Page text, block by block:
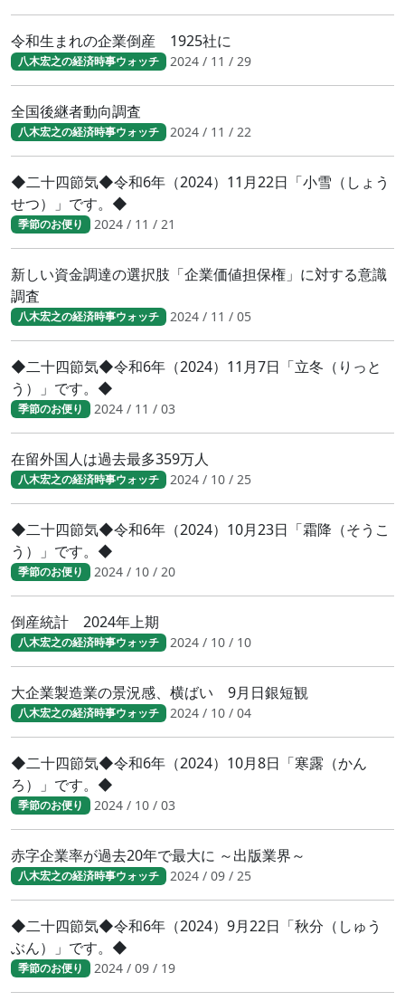
令和生まれの企業倒産 1925社に
八木宏之の経済時事ウォッチ 2024 / 11 / 29
全国後継者動向調査
八木宏之の経済時事ウォッチ 2024 / 11 / 22
◆二十四節気◆令和6年（2024）11月22日「小雪（しょう
せつ）」です。◆
季節のお便り 2024 / 11 / 21
新しい資金調達の選択肢「企業価値担保権」に対する意識
調査
八木宏之の経済時事ウォッチ 2024 / 11 / 05
◆二十四節気◆令和6年（2024）11月7日「立冬（りっと
う）」です。◆
季節のお便り 2024 / 11 / 03
在留外国人は過去最多359万人
八木宏之の経済時事ウォッチ 2024 / 10 / 25
◆二十四節気◆令和6年（2024）10月23日「霜降（そうこ
う）」です。◆
季節のお便り 2024 / 10 / 20
倒産統計 2024年上期
八木宏之の経済時事ウォッチ 2024 / 10 / 10
大企業製造業の景況感、横ばい 9月日銀短観
八木宏之の経済時事ウォッチ 2024 / 10 / 04
◆二十四節気◆令和6年（2024）10月8日「寒露（かん
ろ）」です。◆
季節のお便り 2024 / 10 / 03
赤字企業率が過去20年で最大に ～出版業界～
八木宏之の経済時事ウォッチ 2024 / 09 / 25
◆二十四節気◆令和6年（2024）9月22日「秋分（しゅう
ぶん）」です。◆
季節のお便り 2024 / 09 / 19